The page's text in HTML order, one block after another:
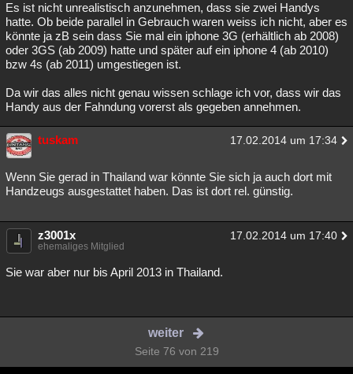
Es ist nicht unrealistisch anzunehmen, dass sie zwei Handys
hatte. Ob beide parallel in Gebrauch waren weiss ich nicht, aber es
könnte ja zB sein dass Sie mal ein iphone 3G (erhältlich ab 2008)
oder 3GS (ab 2009) hatte und später auf ein iphone 4 (ab 2010)
bzw 4s (ab 2011) umgestiegen ist.
Da wir das alles nicht genau wissen schlage ich vor, dass wir das
Handy aus der Fahndung vorerst als gegeben annehmen.
tuskam 17.02.2014 um 17:34
Wenn Sie gerad in Thailand war könnte Sie sich ja auch dort mit
Handzeugs ausgestattet haben. Das ist dort rel. günstig.
z3001x 17.02.2014 um 17:40
ehemaliges Mitglied
Sie war aber nur bis April 2013 in Thailand.
weiter
Seite 76 von 219